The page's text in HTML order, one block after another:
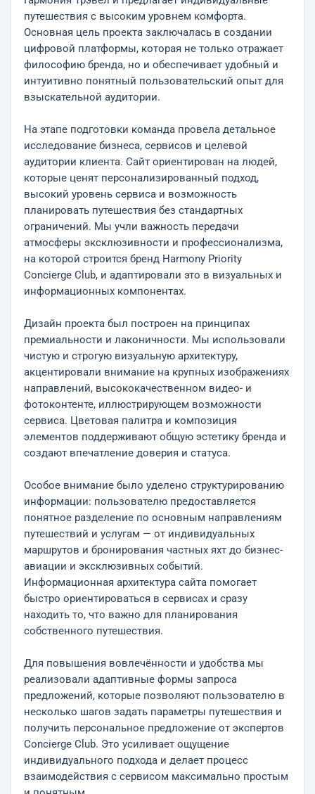
путешествия с высоким уровнем комфорта.
Основная цель проекта заключалась в создании
цифровой платформы, которая не только отражает
философию бренда, но и обеспечивает удобный и
интуитивно понятный пользовательский опыт для
взыскательной аудитории.
На этапе подготовки команда провела детальное
исследование бизнеса, сервисов и целевой
аудитории клиента. Сайт ориентирован на людей,
которые ценят персонализированный подход,
высокий уровень сервиса и возможность
планировать путешествия без стандартных
ограничений. Мы учли важность передачи
атмосферы эксклюзивности и профессионализма,
на которой строится бренд Harmony Priority
Concierge Club, и адаптировали это в визуальных и
информационных компонентах.
Дизайн проекта был построен на принципах
премиальности и лаконичности. Мы использовали
чистую и строгую визуальную архитектуру,
акцентировали внимание на крупных изображениях
направлений, высококачественном видео- и
фотоконтенте, иллюстрирующем возможности
сервиса. Цветовая палитра и композиция
элементов поддерживают общую эстетику бренда и
создают впечатление доверия и статуса.
Особое внимание было уделено структурированию
информации: пользователю предоставляется
понятное разделение по основным направлениям
путешествий и услугам — от индивидуальных
маршрутов и бронирования частных яхт до бизнес-
авиации и эксклюзивных событий.
Информационная архитектура сайта помогает
быстро ориентироваться в сервисах и сразу
находить то, что важно для планирования
собственного путешествия.
Для повышения вовлечённости и удобства мы
реализовали адаптивные формы запроса
предложений, которые позволяют пользователю в
несколько шагов задать параметры путешествия и
получить персональное предложение от экспертов
Concierge Club. Это усиливает ощущение
индивидуального подхода и делает процесс
взаимодействия с сервисом максимально простым